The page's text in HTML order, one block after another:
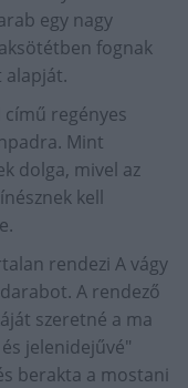
egy nagy
fognak
alapját.
című regényes
Mint
dolga, mivel az
kell
rendezi A vágy
A rendező
szeretné a ma
jelenidejűvé"
berakta a mostani